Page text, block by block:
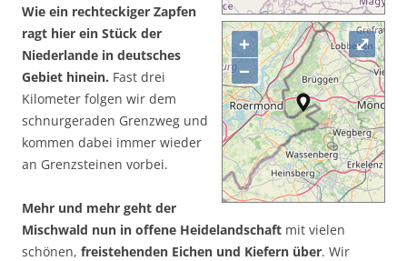
+
−
⤢
Wie ein rechteckiger Zapfen
ragt hier ein Stück der
Niederlande in deutsches
Gebiet hinein. Fast drei
Kilometer folgen wir dem
schnurgeraden Grenzweg und
kommen dabei immer wieder
an Grenzsteinen vorbei.
Mehr und mehr geht der
Mischwald nun in offene Heidelandschaft mit vielen
schönen, freistehenden Eichen und Kiefern über. Wir